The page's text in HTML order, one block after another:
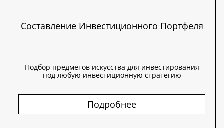
Составление Инвестиционного Портфеля
Подбор предметов искусства для инвестирования
под любую инвестиционную стратегию
Подробнее